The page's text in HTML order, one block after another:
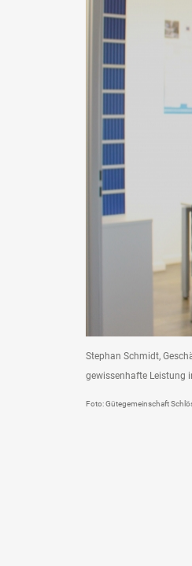
Stephan Schmidt,
gewissenhafte Leistung
Foto: Gütegemeinschaft